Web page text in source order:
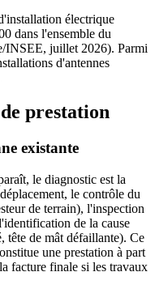
électrique
dans l'ensemble du
INSEE, juillet 2026). Parmi
d'antennes
prestation
existante
le diagnostic est la
le contrôle du
de terrain), l'inspection
de la cause
tête de mât défaillante). Ce
une prestation à part
facture finale si les travaux